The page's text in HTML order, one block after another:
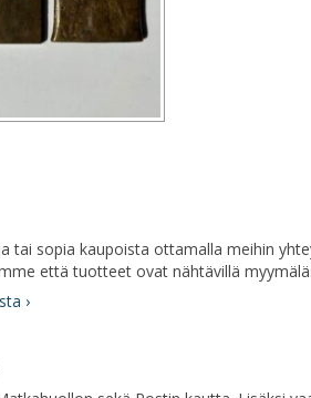
tai sopia kaupoista ottamalla meihin
että tuotteet ovat nähtävillä
›